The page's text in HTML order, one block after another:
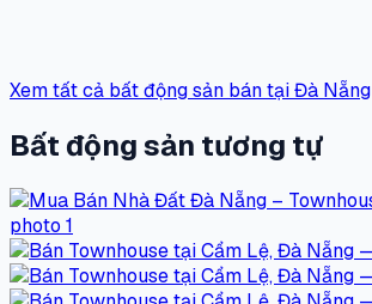
Xem tất cả bất động sản bán tại Đà Nẵng
Bất động sản tương tự